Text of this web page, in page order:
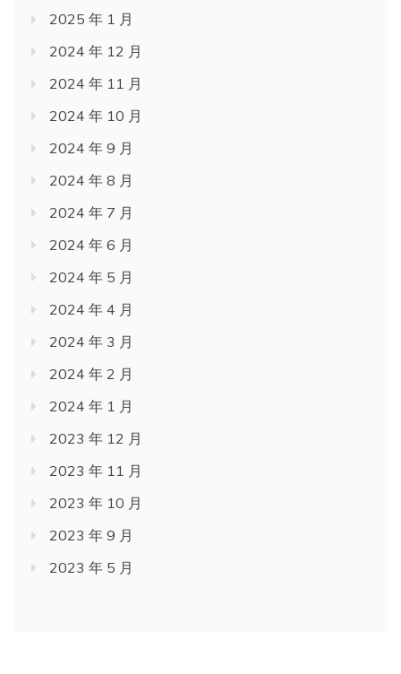
2025 年 1 月
2024 年 12 月
2024 年 11 月
2024 年 10 月
2024 年 9 月
2024 年 8 月
2024 年 7 月
2024 年 6 月
2024 年 5 月
2024 年 4 月
2024 年 3 月
2024 年 2 月
2024 年 1 月
2023 年 12 月
2023 年 11 月
2023 年 10 月
2023 年 9 月
2023 年 5 月